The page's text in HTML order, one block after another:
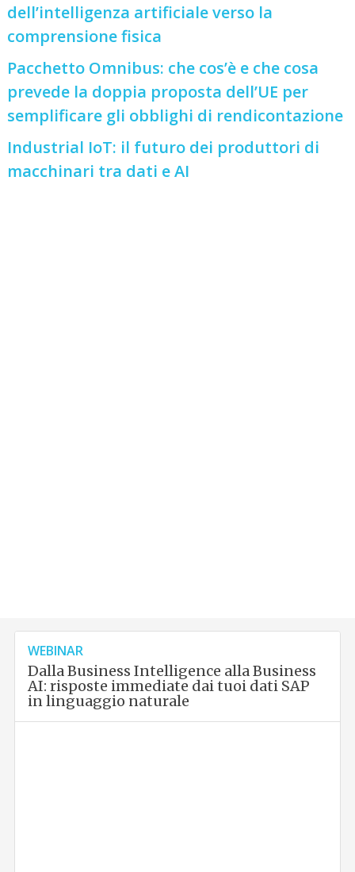
dell’intelligenza artificiale verso la
comprensione fisica
Pacchetto Omnibus: che cos’è e che cosa
prevede la doppia proposta dell’UE per
semplificare gli obblighi di rendicontazione
Industrial IoT: il futuro dei produttori di
macchinari tra dati e AI
WEBINAR
Dalla Business Intelligence alla Business
AI: risposte immediate dai tuoi dati SAP
in linguaggio naturale